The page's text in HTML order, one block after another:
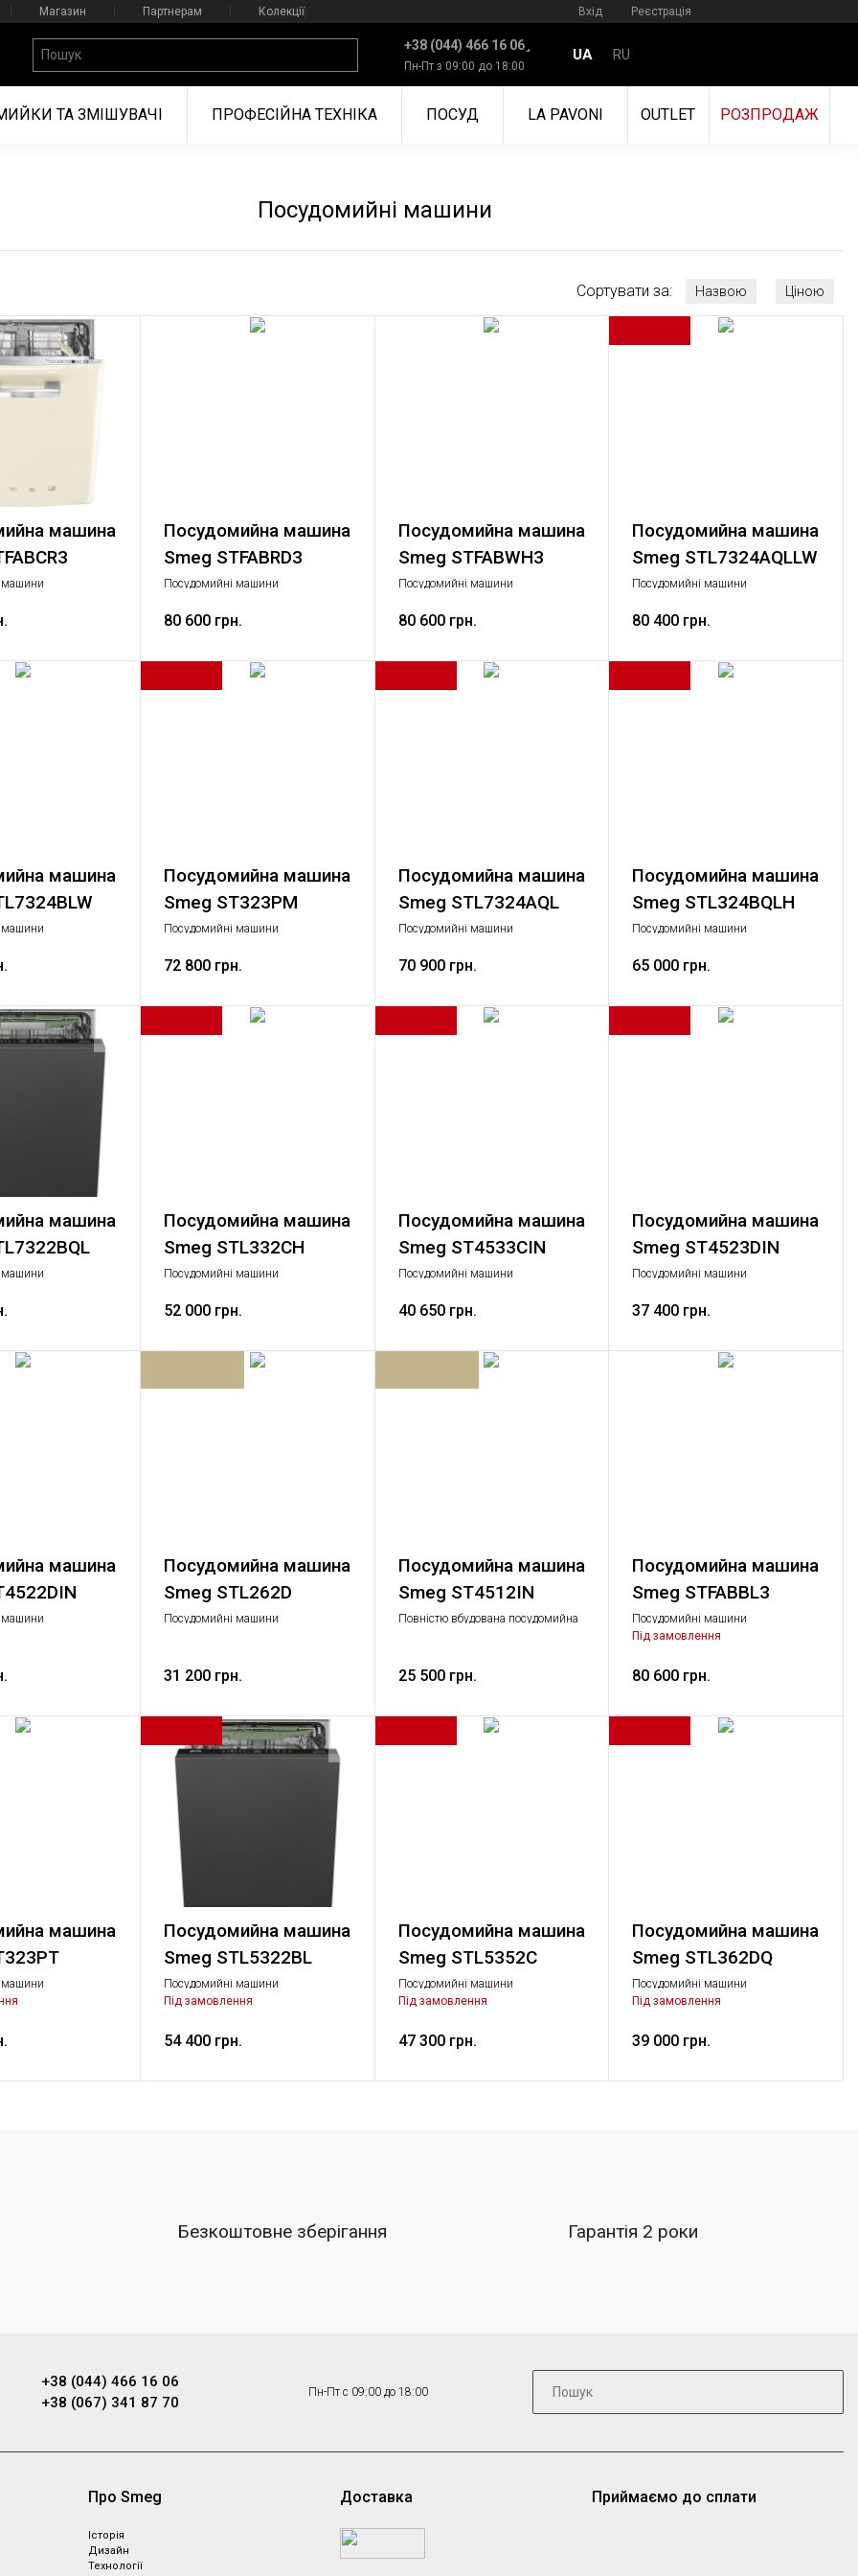
Магазин Партнерам Колекції Вхід Реєстрація
+38 (044) 466 16 06
Пн-Пт з 09:00 до 18:00
UA RU
ТА ЗМІШУВАЧІ ПРОФЕСІЙНА ТЕХНІКА ПОСУД LA PAVONI OUTLET РОЗПРОДАЖ
Посудомийні машини
Сортувати за: Назвою Ціною
машина
машини
Посудомийна машина
Smeg STFABRD3
Посудомийні машини
техніка
80 600 грн.
Посудомийна машина
Smeg STFABWH3
Посудомийні машини
техніка
80 600 грн.
Посудомийна машина
Smeg STL7324AQLLW
Посудомийні машини
техніка
80 400 грн.
машина
машини
Посудомийна машина
Smeg ST323PM
Посудомийні машини
техніка
72 800 грн.
Посудомийна машина
Smeg STL7324AQL
Посудомийні машини
техніка
70 900 грн.
Посудомийна машина
Smeg STL324BQLH
Посудомийні машини
техніка
65 000 грн.
машина
машини
Посудомийна машина
Smeg STL332CH
Посудомийні машини
техніка
52 000 грн.
Посудомийна машина
Smeg ST4533CIN
Посудомийні машини
техніка
40 650 грн.
Посудомийна машина
Smeg ST4523DIN
Посудомийні машини
техніка
37 400 грн.
машина
машини
Посудомийна машина
Smeg STL262D
Посудомийні машини
31 200 грн.
Посудомийна машина
Smeg ST4512IN
Повністю вбудована посудомийна
FlexiFit, 5 програм, 46 дБ
25 500 грн.
Посудомийна машина
Smeg STFABBL3
Посудомийні машини
Стандартний, Велика побутова
Під замовлення
80 600 грн.
машина
машини
побутова
Посудомийна машина
Smeg STL5322BL
Посудомийні машини
Стандартний, Велика побутова
Під замовлення
54 400 грн.
Посудомийна машина
Smeg STL5352C
Посудомийні машини
Стандартний, Велика побутова
Під замовлення
47 300 грн.
Посудомийна машина
Smeg STL362DQ
Посудомийні машини
Стандартний, Велика побутова
Під замовлення
39 000 грн.
Безкоштовне зберігання Гарантія 2 роки
+38 (044) 466 16 06
+38 (067) 341 87 70
Пн-Пт с 09:00 до 18:00
Про Smeg
Історія
Дизайн
Технології
Доставка Приймаємо до сплати